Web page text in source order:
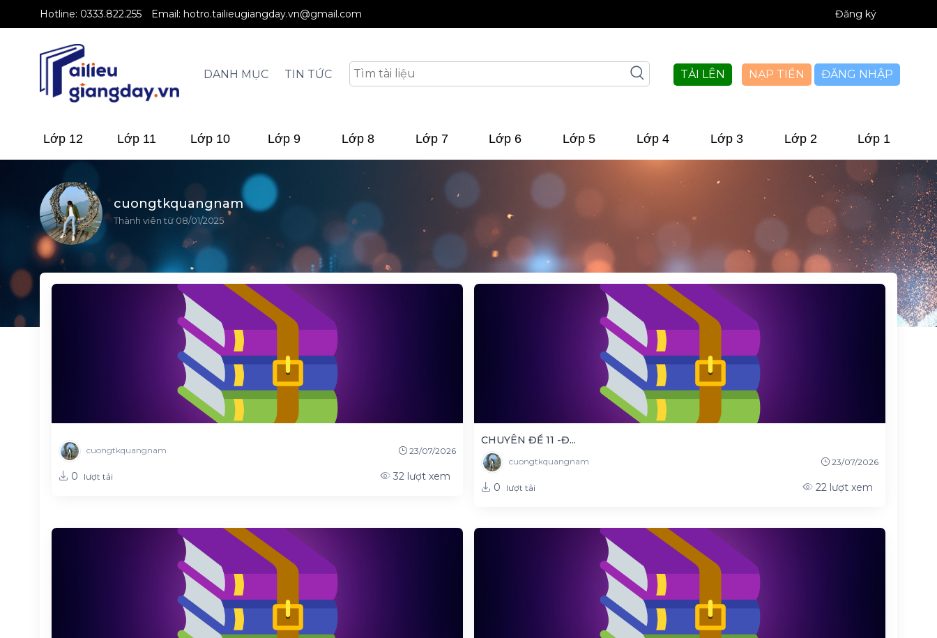
Hotline: 0333.822.255 Email: hotro.tailieugiangday.vn@gmail.com Đăng ký
ĐĂNG NHẬP
DANH MỤC TIN TỨC TẢI LÊN NẠP TIỀN
Lớp 12 Lớp 11 Lớp 10 Lớp 9 Lớp 8 Lớp 7 Lớp 6 Lớp 5 Lớp 4 Lớp 3 Lớp 2 Lớp 1
cuongtkquangnam
Thành viên từ 08/01/2025
cuongtkquangnam 23/07/2026
0 lượt tải 32 lượt xem
CHUYÊN ĐỀ 11 -Đ...
cuongtkquangnam 23/07/2026
0 lượt tải 22 lượt xem